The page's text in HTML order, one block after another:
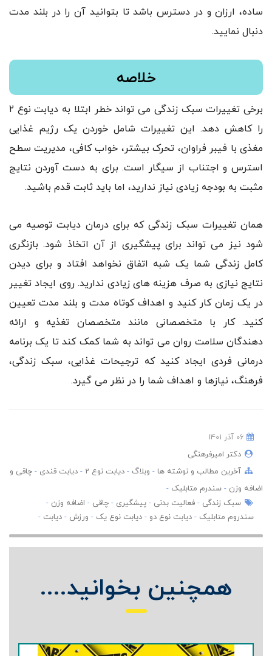
ساده، ارزان و در دسترس باشد تا بتوانید آن را در بلند مدت
دنبال نمایید.
خلاصه
برخی تغییرات سبک زندگی می تواند خطر ابتلا به دیابت نوع ۲
را کاهش دهد. این تغییرات شامل خوردن یک رژیم غذایی
مغذی با فیبر فراوان، تحرک بیشتر، خواب کافی، مدیریت سطح
استرس و اجتناب از سیگار است. برای به دست آوردن نتایج
مثبت به بودجه زیادی نیاز ندارید، اما باید ثابت قدم باشید.
همان تغییرات سبک زندگی که برای درمان دیابت توصیه می
شود نیز می تواند برای پیشگیری از آن اتخاذ شود. بازنگری
کامل زندگی شما یک شبه اتفاق نخواهد افتاد و برای دیدن
نتایج نیازی به صرف هزینه های زیادی ندارید. روی ایجاد تغییر
در یک زمان کار کنید و اهداف کوتاه مدت و بلند مدت تعیین
کنید. کار با متخصصانی مانند متخصصان تغذیه و ارائه
دهندگان سلامت روان می تواند به شما کمک کند تا یک برنامه
درمانی فردی ایجاد کنید که ترجیحات غذایی، سبک زندگی،
فرهنگ، نیازها و اهداف شما را در نظر می گیرد.
دکتر امیرفرهنگی
آخرین مطالب و نوشته ها - وبلاگ - دیابت نوع 2 - دیابت قندی - چاقی و
اضافه وزن - سندرم متابلیک -
سبک زندگی - فعالیت بدنی - پیشگیری - چاقی - اضافه وزن -
سندروم متابلیک - دیابت نوع دو - دیابت نوع یک - ورزش - دیابت -
همچنین بخوانید....